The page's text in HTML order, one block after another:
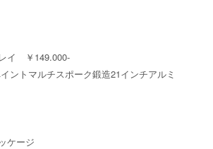
イ ￥149.000-
ントマルチスポーク鍛造21インチアルミ
ケージ